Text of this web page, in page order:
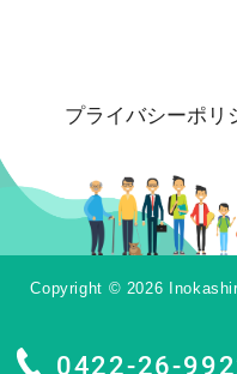
0422-26-
プライバシーポリ
Copyright © 2026